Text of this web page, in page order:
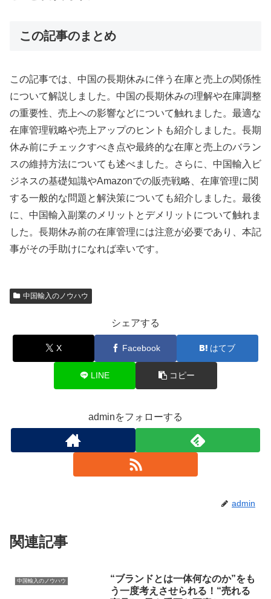
この記事のまとめ
この記事では、中国の長期休みに伴う在庫と売上の関係性
について解説しました。中国の長期休みの理解や在庫調整
の重要性、売上への影響などについて触れました。最適な
在庫管理戦略や売上アップのヒントも紹介しました。長期
休み前にチェックすべき点や最終的な在庫と売上のバラン
スの維持方法についても述べました。さらに、中国輸入ビ
ジネスの基礎知識やAmazonでの販売戦略、在庫管理に関
する一般的な問題と解決策についても紹介しました。最後
に、中国輸入副業のメリットとデメリットについて触れま
した。長期休み前の在庫管理には注意が必要であり、本記
事がその手助けになれば幸いです。
中国輸入のノウハウ
シェアする
X Facebook はてブ
LINE コピー
adminをフォローする
admin
関連記事
中国輸入のノウハウ
“ブランドとは一体何なのか”をも
う一度考えさせられる！“売れる